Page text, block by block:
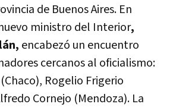
de Buenos Aires. En
ministro del Interior,
encabezó un encuentro
cercanos al oficialismo:
Rogelio Frigerio
Cornejo (Mendoza). La